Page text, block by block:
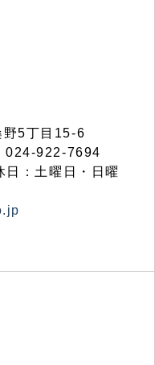
5丁目15-6
024-922-7694
：土曜日・日曜